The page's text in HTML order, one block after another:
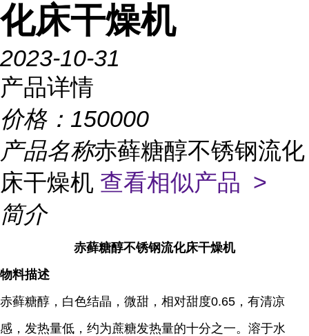
化床干燥机
2023-10-31
产品详情
价格： 150000
产品名称赤藓糖醇不锈钢流化
床干燥机 查看相似产品 >
简介
赤藓糖醇不锈钢流化床干燥机
物料描述
赤藓糖醇，白色结晶，微甜，相对甜度0.65，有清凉
感，发热量低，约为蔗糖发热量的十分之一。溶于水